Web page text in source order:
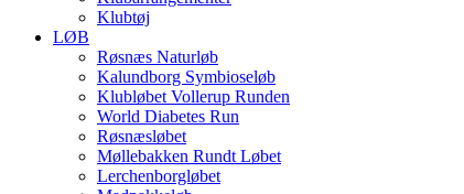
Klubtøj
LØB
Røsnæs Naturløb
Kalundborg Symbioseløb
Klubløbet Vollerup Runden
World Diabetes Run
Røsnæsløbet
Møllebakken Rundt Løbet
Lerchenborgløbet